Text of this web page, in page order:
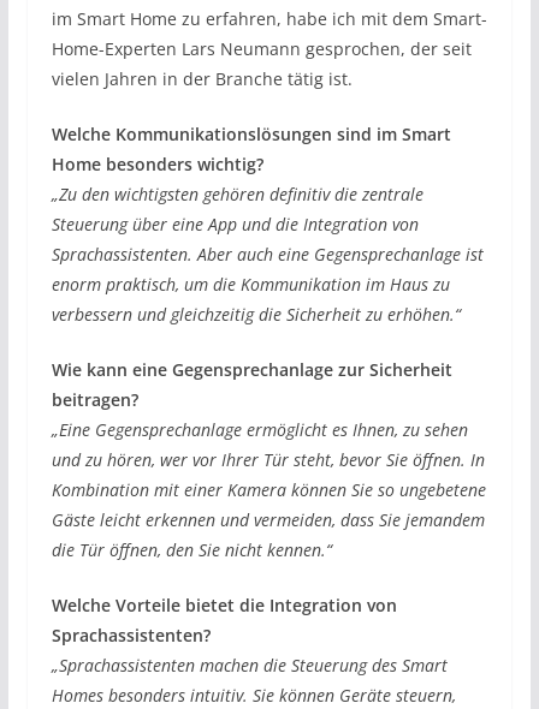
im Smart Home zu erfahren, habe ich mit dem Smart-
Home-Experten Lars Neumann gesprochen, der seit
vielen Jahren in der Branche tätig ist.
Welche Kommunikationslösungen sind im Smart
Home besonders wichtig?
„Zu den wichtigsten gehören definitiv die zentrale
Steuerung über eine App und die Integration von
Sprachassistenten. Aber auch eine Gegensprechanlage ist
enorm praktisch, um die Kommunikation im Haus zu
verbessern und gleichzeitig die Sicherheit zu erhöhen.“
Wie kann eine Gegensprechanlage zur Sicherheit
beitragen?
„Eine Gegensprechanlage ermöglicht es Ihnen, zu sehen
und zu hören, wer vor Ihrer Tür steht, bevor Sie öffnen. In
Kombination mit einer Kamera können Sie so ungebetene
Gäste leicht erkennen und vermeiden, dass Sie jemandem
die Tür öffnen, den Sie nicht kennen.“
Welche Vorteile bietet die Integration von
Sprachassistenten?
„Sprachassistenten machen die Steuerung des Smart
Homes besonders intuitiv. Sie können Geräte steuern,